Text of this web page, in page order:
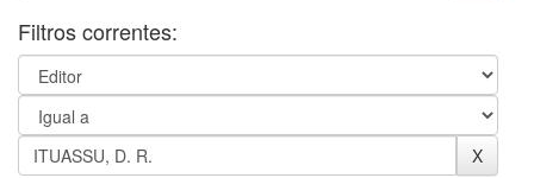
Filtros correntes: